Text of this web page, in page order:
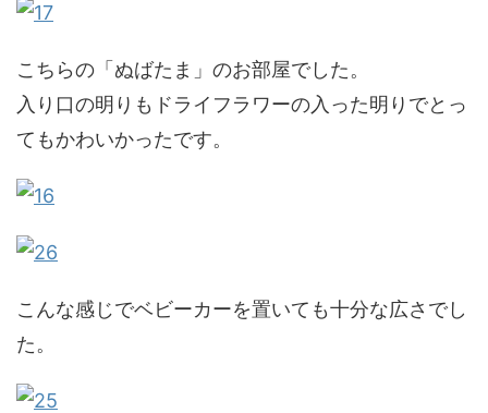
こちらの「ぬばたま」のお部屋でした。
入り口の明りもドライフラワーの入った明りでとっ
てもかわいかったです。
こんな感じでベビーカーを置いても十分な広さでし
た。